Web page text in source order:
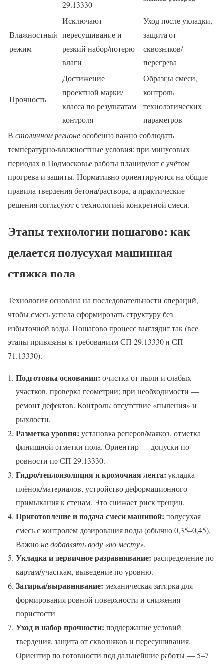
29.13330
Влажностный
режим
Исключают
пересушивание и
резкий набор/потерю
влаги
Уход после укладки,
защита от
сквозняков/
перегрева
Прочность
Достижение
проектной марки/
класса по результатам
контроля
Образцы смеси,
контроль
технологических
параметров
В столичном регионеособенно важно соблюдать
температурно-влажностные условия: при минусовых
периодах в Подмосковье работы планируют с учётом
прогрева и защиты. Нормативно ориентируются на общие
правила твердения бетона/раствора, а практические
решения согласуют с технологией конкретной смеси.
Этапы технологии пошагово: как
делается полусухая машинная
стяжка пола
Технология основана на последовательности операций,
чтобы смесь успела сформировать структуру без
избыточной воды. Пошагово процесс выглядит так (все
этапы привязаны к требованиям СП 29.13330 и СП
71.13330).
Подготовка основания: очистка от пыли и слабых
участков, проверка геометрии; при необходимости —
ремонт дефектов. Контроль: отсутствие «пыления» и
рыхлости.
Разметка уровня: установка реперов/маяков, отметка
финишной отметки пола. Ориентир — допуски по
ровности по СП 29.13330.
Гидро/теплоизоляция и кромочная лента: укладка
плёнок/материалов, устройство деформационного
примыкания к стенам. Это снижает риск трещин.
Приготовление и подача смеси машиной: полусухая
смесь с контролем дозирования воды (обычно 0,35–0,45).
Важноне добавлять воду «по месту».
Укладка и первичное разравнивание: распределение по
картам/участкам, выведение по уровню.
Затирка/выравнивание: механическая затирка для
формирования ровной поверхности и снижения
пористости.
Уход и набор прочности: поддержание условий
твердения, защита от сквозняков и пересушивания.
Ориентир по готовности под дальнейшие работы — 5–7